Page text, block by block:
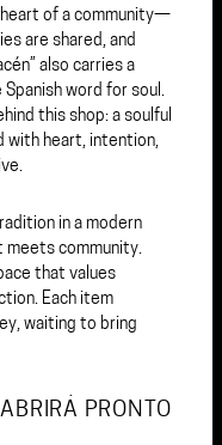
of a community—
are shared, and
also carries a
Spanish word for soul.
this shop: a soulful
with heart, intention,
in a modern
meets community.
that values
Each item
waiting to bring
ABRIRÁ PRONTO